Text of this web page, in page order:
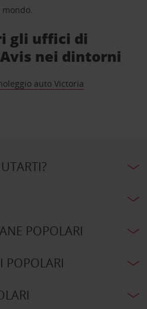
gli uffici di
nei dintorni
auto Victoria
POPOLARI
POPOLARI